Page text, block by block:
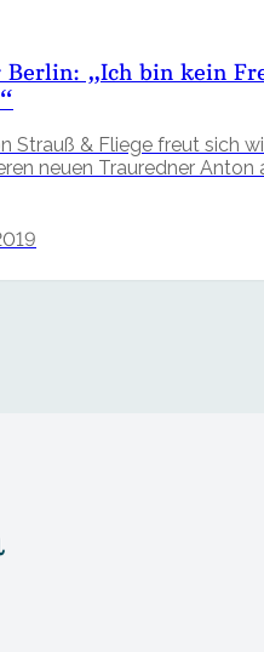
Berlin: „Ich bin kein
Strauß & Fliege freut sich
neuen Trauredner Anton